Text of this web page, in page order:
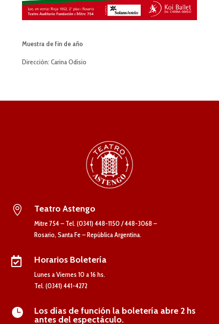
Muestra de fin de año
Dirección: Carina Odisio
 Teatro Astengo
Mitre 754 – Tel. (0341) 448-1150 / 448-3068 –
Rosario, Santa Fe – República Argentina.
 Horarios Boletería
Lunes a Viernes 10 a 16 hs.
Tel. (0341) 441-4272

Los días de función la boletería abre 2 hs
antes del espectáculo.